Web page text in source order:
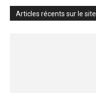
Articles récents sur le site